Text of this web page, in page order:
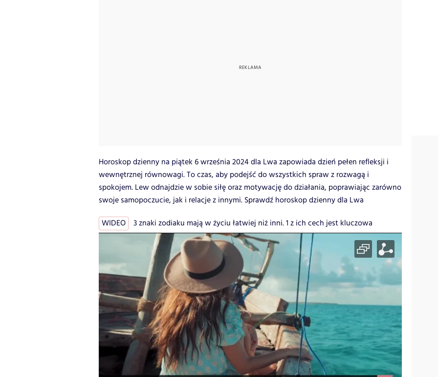
Horoskop dzienny na piątek 6 września 2024 dla Lwa zapowiada dzień pełen refleksji i
wewnętrznej równowagi. To czas, aby podejść do wszystkich spraw z rozwagą i
spokojem. Lew odnajdzie w sobie siłę oraz motywację do działania, poprawiając zarówno
swoje samopoczucie, jak i relacje z innymi. Sprawdź horoskop dzienny dla Lwa
WIDEO 3 znaki zodiaku mają w życiu łatwiej niż inni. 1 z ich cech jest kluczowa